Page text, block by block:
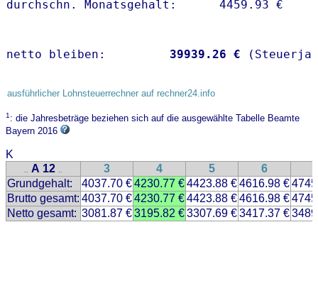
netto bleiben: 39939.26 €
ausführlicher Lohnsteuerrechner auf rechner24.info
1: die Jahresbeträge beziehen sich auf die ausgewählte Tabelle Beamte
Bayern 2016
K
.. A 12 .. 3 4 5 6
Grundgehalt:
4037.70 €4230.77 €4423.88 €4616.98 €
Brutto gesamt: 4037.70 €4230.77 €4423.88 €4616.98 €
Netto gesamt: 3081.87 €3195.82 €3307.69 €3417.37 €